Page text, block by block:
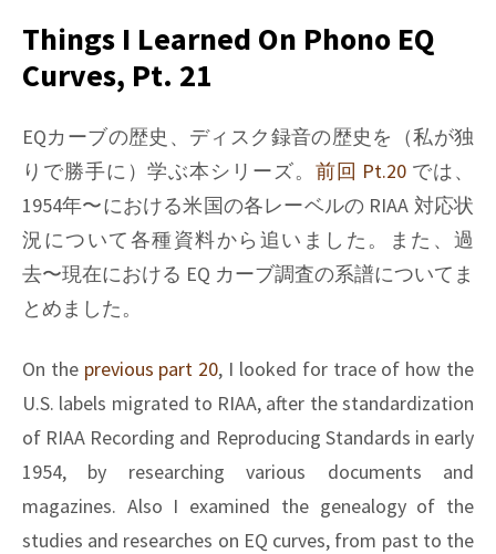
Things I Learned On Phono EQ
Curves, Pt. 21
EQカーブの歴史、ディスク録音の歴史を（私が独
りで勝手に）学ぶ本シリーズ。 前回 Pt.20 では、
1954年〜における米国の各レーベルの RIAA 対応状
況について各種資料から追いました。また、過
去〜現在における EQ カーブ調査の系譜についてま
とめました。
On the previous part 20, I looked for trace of how the
U.S. labels migrated to RIAA, after the standardization
of RIAA Recording and Reproducing Standards in early
1954, by researching various documents and
magazines. Also I examined the genealogy of the
studies and researches on EQ curves, from past to the